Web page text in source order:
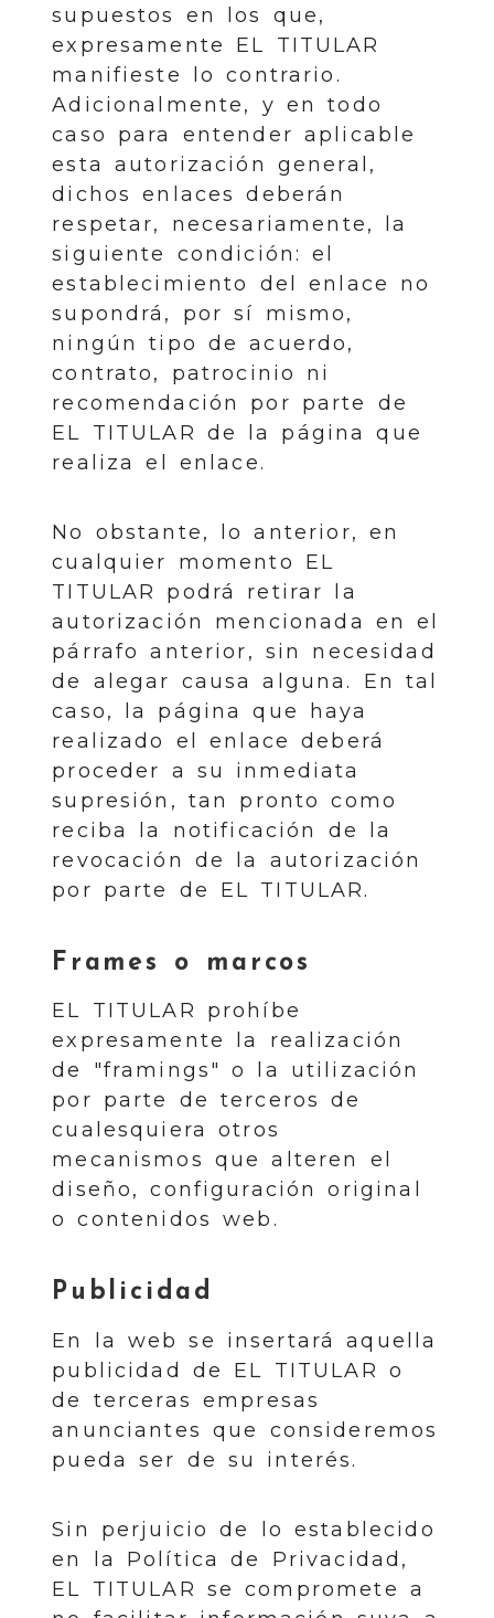
supuestos en los que,
expresamente EL TITULAR
manifieste lo contrario.
Adicionalmente, y en todo
caso para entender aplicable
esta autorización general,
dichos enlaces deberán
respetar, necesariamente, la
siguiente condición: el
establecimiento del enlace no
supondrá, por sí mismo,
ningún tipo de acuerdo,
contrato, patrocinio ni
recomendación por parte de
EL TITULAR de la página que
realiza el enlace.
No obstante, lo anterior, en
cualquier momento EL
TITULAR podrá retirar la
autorización mencionada en el
párrafo anterior, sin necesidad
de alegar causa alguna. En tal
caso, la página que haya
realizado el enlace deberá
proceder a su inmediata
supresión, tan pronto como
reciba la notificación de la
revocación de la autorización
por parte de EL TITULAR.
Frames o marcos
EL TITULAR prohíbe
expresamente la realización
de "framings" o la utilización
por parte de terceros de
cualesquiera otros
mecanismos que alteren el
diseño, configuración original
o contenidos web.
Publicidad
En la web se insertará aquella
publicidad de EL TITULAR o
de terceras empresas
anunciantes que consideremos
pueda ser de su interés.
Sin perjuicio de lo establecido
en la Política de Privacidad,
EL TITULAR se compromete a